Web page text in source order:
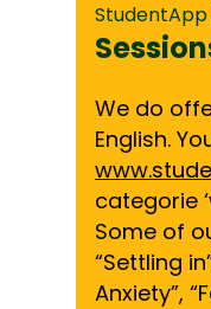
StudentApp
We do
English.
categorie
Some of
“Settling
Anxiety”,